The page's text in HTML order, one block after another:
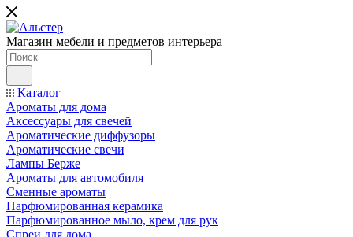
Магазин мебели и предметов интерьера
Каталог
Ароматы для дома
Аксессуары для свечей
Ароматические диффузоры
Ароматические свечи
Лампы Берже
Ароматы для автомобиля
Сменные ароматы
Парфюмированная керамика
Парфюмированное мыло, крем для рук
Спреи для дома